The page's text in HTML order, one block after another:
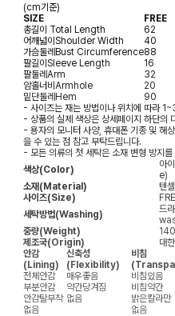
(cm기준)
SIZE
FREE
총길이 Total Length
62
어깨넓이Shoulder Width
40
가슴둘레Bust Circumference88
팔길이Sleeve Length
16
팔둘레Arm
32
암홀너비Armhole
20
밑단둘레Hem
90
- 사이즈는 재는 방법이나 위치에 따라
- 상품의 실제 색상은 상세페이지 하단의
- 용자의 모니터 사양, 휴대폰 기종 및 해
을 수 있는 점 참고 부탁드립니다.
- 모든 의류의 첫 세탁은 소재 변형 방지
색상(Color)
아
e)
소재(Material)
텐
사이즈(Size)
세탁방법(Washing)
드
중량(Weight)
제조국(Origin)
대
안감
(Lining)
신축성
(Flexibility)
비침
전체안감
매우좋음 비침있음
부분안감
약간당겨짐 비침약간
안감탈부착 없음 밝은칼라만
없음
없음